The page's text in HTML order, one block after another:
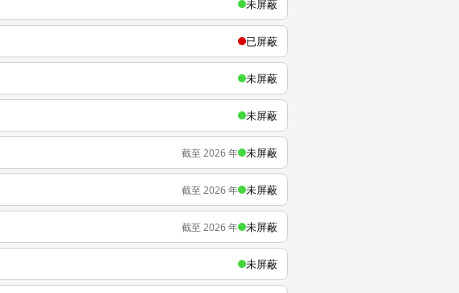
未屏蔽
已屏蔽
未屏蔽
未屏蔽
截至 2026 年 未屏蔽
截至 2026 年 未屏蔽
截至 2026 年 未屏蔽
未屏蔽